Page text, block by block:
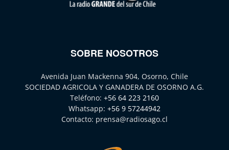
SOBRE NOSOTROS
Avenida Juan Mackenna 904, Osorno, Chile
SOCIEDAD AGRICOLA Y GANADERA DE OSORNO A.G.
Teléfono: +56 64 223 2160
Whatsapp: +56 9 57244942
Contacto: prensa@radiosago.cl